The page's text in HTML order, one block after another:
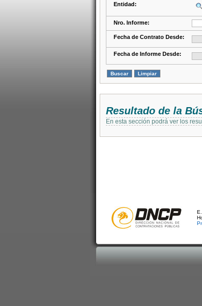
Entidad:
Nro. Informe:
Fecha de Contrato Desde:
Fecha de Informe Desde:
Resultado de la
En esta sección podrá ver los